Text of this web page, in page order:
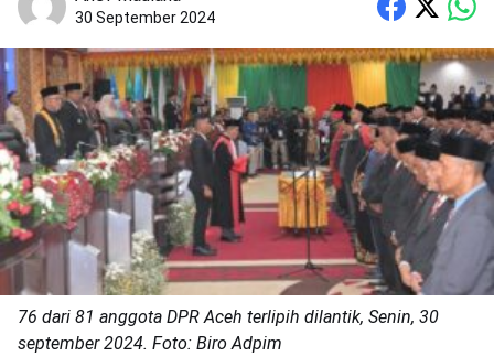
30 September 2024
76 dari 81 anggota DPR Aceh terlipih dilantik, Senin, 30
september 2024. Foto: Biro Adpim